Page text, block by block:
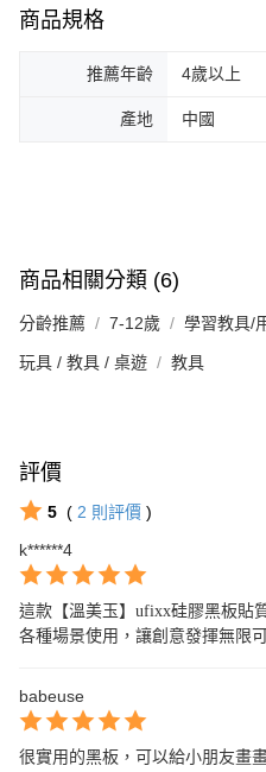
商品規格
推薦年齡 4歲以上
產地 中國
商品相關分類 (6)
分齡推薦 7-12歲 學習教具/
玩具 / 教具 / 桌遊 教具
評價
5 ( 2 則評價 )
k******4
這款【溫美玉】ufixx硅膠黑板貼
各種場景使用，讓創意發揮無限
babeuse
很實用的黑板，可以給小朋友畫